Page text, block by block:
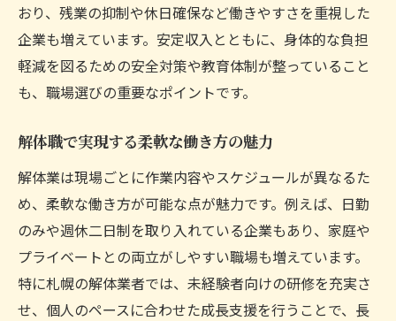
おり、残業の抑制や休日確保など働きやすさを重視した
企業も増えています。安定収入とともに、身体的な負担
軽減を図るための安全対策や教育体制が整っていること
も、職場選びの重要なポイントです。
解体職で実現する柔軟な働き方の魅力
解体業は現場ごとに作業内容やスケジュールが異なるた
め、柔軟な働き方が可能な点が魅力です。例えば、日勤
のみや週休二日制を取り入れている企業もあり、家庭や
プライベートとの両立がしやすい職場も増えています。
特に札幌の解体業者では、未経験者向けの研修を充実さ
せ、個人のペースに合わせた成長支援を行うことで、長